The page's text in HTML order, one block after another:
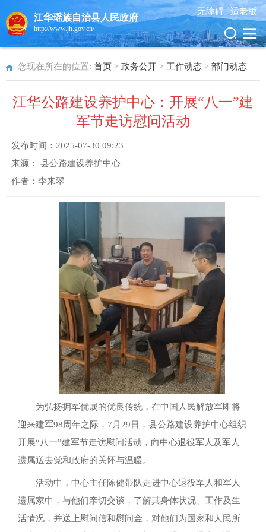
江华瑶族自治县人民政府
http://www.jh.gov.cn/
无障碍 |适老版
您现在所在的位置: 首页 > 政务公开 > 工作动态 > 部门动态
江华公路建设养护中心：开展“八一”建
军节走访慰问活动
发布时间： 2025-07-30 09:23
来源： 县公路建设养护中心
作者： 李来翠
为弘扬拥军优属的优良传统，在中国人民解放军即将
迎来建军98周年之际，7月29日，县公路建设养护中心组织
开展“八一”建军节走访慰问活动，向中心退役军人及军人
遗属送去党和政府的关怀与温暖。
活动中，中心主任陈健带队走进中心退役军人和军人
遗属家中，与他们亲切交谈，了解其身体状况、工作及生
活情况，并送上慰问信和慰问金，对他们为国家和人民所